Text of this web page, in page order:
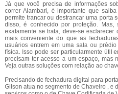
Já que você precisa de informações
correr Alambari, é importante que
permite trancar ou destrancar uma porta
disso, é conhecido por proteção.
exatamente se trata, deve-se
mais conveniente do que as
usuários entrem em uma sala ou
física. Isso pode ser particularmente útil
precisam ter acesso a um espaço, mas
Veja outras soluções com relação ao
Precisando de fechadura digital para
Gilson atua no segmento de Chaveiro , e